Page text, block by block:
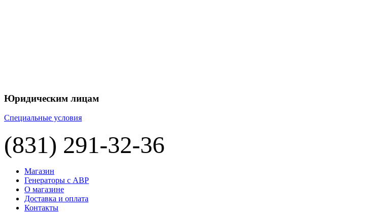
Юридическим лицам
Специальные условия
(831) 291-32-36
Магазин
Генераторы с АВР
О магазине
Доставка и оплата
Контакты